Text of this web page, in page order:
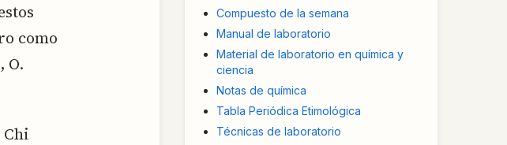
como
O.
Compuesto de la semana
Manual de laboratorio
Material de laboratorio en química y
ciencia
Notas de química
Tabla Periódica Etimológica
Técnicas de laboratorio